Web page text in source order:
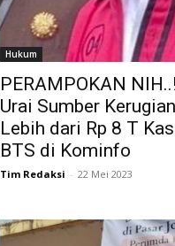
Hukum
PERAMPOKAN
Urai Sumber
Lebih dari Rp 8 T
BTS di Kominfo
Tim Redaksi - 22 Mei 2023